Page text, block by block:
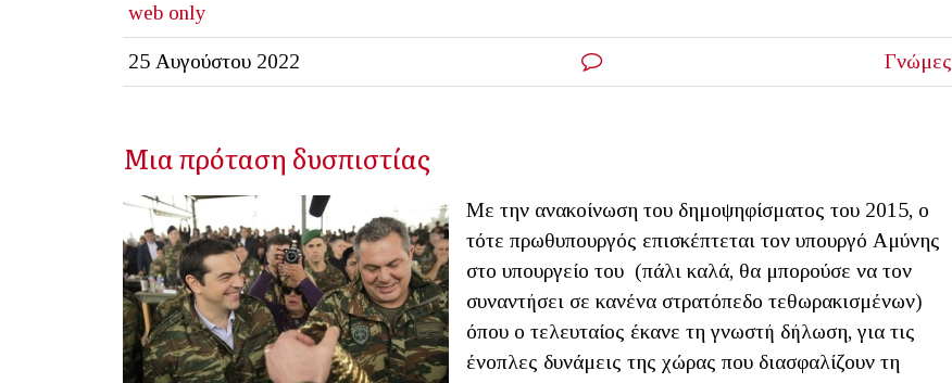
web only
25 Αυγούστου 2022 Γνώμες
Μια πρόταση δυσπιστίας
Με την ανακοίνωση του δημοψηφίσματος του 2015, ο
τότε πρωθυπουργός επισκέπτεται τον υπουργό Αμύνης
στο υπουργείο του (πάλι καλά, θα μπορούσε να τον
συναντήσει σε κανένα στρατόπεδο τεθωρακισμένων)
όπου ο τελευταίος έκανε τη γνωστή δήλωση, για τις
ένοπλες δυνάμεις της χώρας που διασφαλίζουν τη